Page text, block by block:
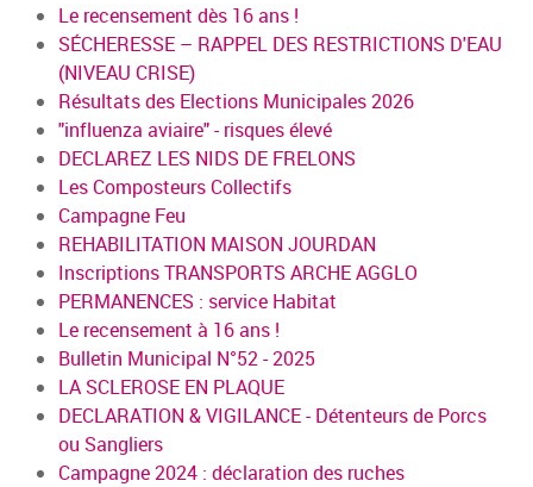
Le recensement dès 16 ans !
SÉCHERESSE – RAPPEL DES RESTRICTIONS D'EAU
(NIVEAU CRISE)
Résultats des Elections Municipales 2026
"influenza aviaire" - risques élevé
DECLAREZ LES NIDS DE FRELONS
Les Composteurs Collectifs
Campagne Feu
REHABILITATION MAISON JOURDAN
Inscriptions TRANSPORTS ARCHE AGGLO
PERMANENCES : service Habitat
Le recensement à 16 ans !
Bulletin Municipal N°52 - 2025
LA SCLEROSE EN PLAQUE
DECLARATION & VIGILANCE - Détenteurs de Porcs
ou Sangliers
Campagne 2024 : déclaration des ruches